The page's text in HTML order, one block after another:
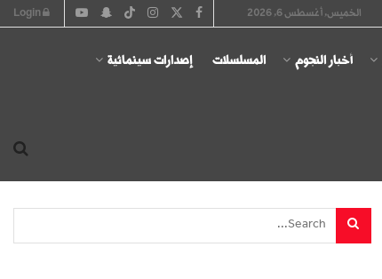
الخميس, أغسطس 6, 2026
أخبار النجوم المسلسلات إصدارات سينمائية